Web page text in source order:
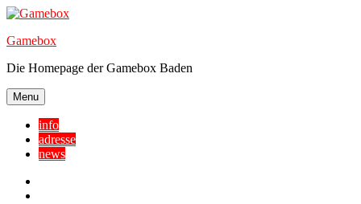
Skip
content
Gamebox
Die Homepage der Gamebox Baden
Menu
info
adresse
news